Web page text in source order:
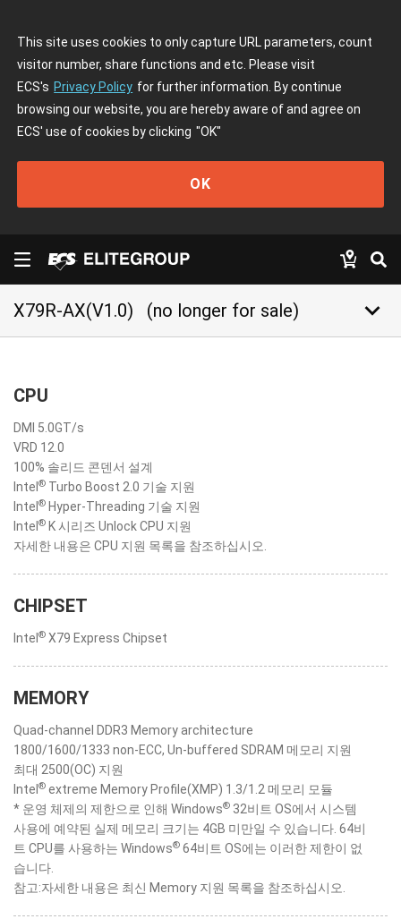
This site uses cookies to only capture URL parameters, count
visitor number, share functions and etc. Please visit
ECS's Privacy Policy for further information. By continue
browsing our website, you are hereby aware of and agree on
ECS' use of cookies by clicking "OK"
OK
X79R-AX(V1.0) (no longer for sale) keyboard_arrow_down
CPU
DMI 5.0GT/s
VRD 12.0
100% 솔리드 콘덴서 설계
Intel ® Turbo Boost 2.0 기술 지원
Intel ® Hyper-Threading 기술 지원
Intel ® K 시리즈 Unlock CPU 지원
자세한 내용은 CPU 지원 목록을 참조하십시오.
CHIPSET
Intel ® X79 Express Chipset
MEMORY
Quad-channel DDR3 Memory architecture
1800/1600/1333 non-ECC, Un-buffered SDRAM 메모리 지원
최대 2500(OC) 지원
Intel ® extreme Memory Profile(XMP) 1.3/1.2 메모리 모듈
* 운영 체제의 제한으로 인해 Windows® 32비트 OS에서 시스템
사용에 예약된 실제 메모리 크기는 4GB 미만일 수 있습니다. 64비
트 CPU를 사용하는 Windows® 64비트 OS에는 이러한 제한이 없
습니다.
참고:자세한 내용은 최신 Memory 지원 목록을 참조하십시오.